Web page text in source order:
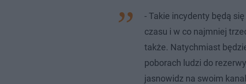
- Takie incydenty będą
czasu i w co najmniej
także. Natychmiast
poborach ludzi do
jasnowidz na swoim